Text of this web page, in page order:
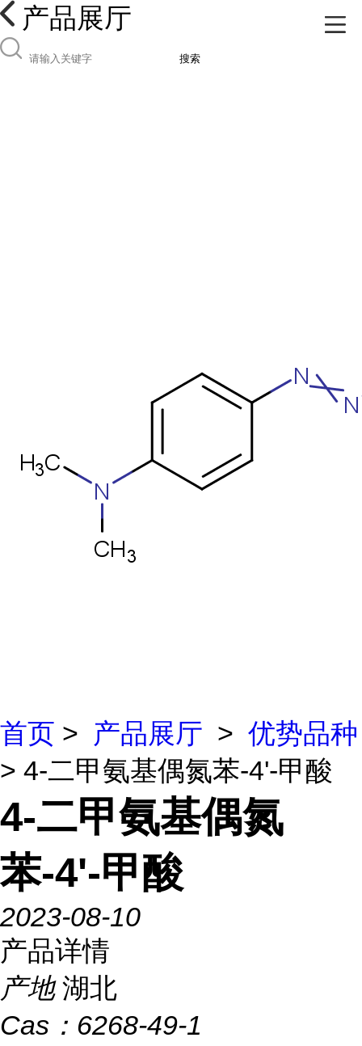
产品展厅
搜索
首页 > 产品展厅 > 优势品种
> 4-二甲氨基偶氮苯-4'-甲酸
4-二甲氨基偶氮
苯-4'-甲酸
2023-08-10
产品详情
产地 湖北
Cas： 6268-49-1